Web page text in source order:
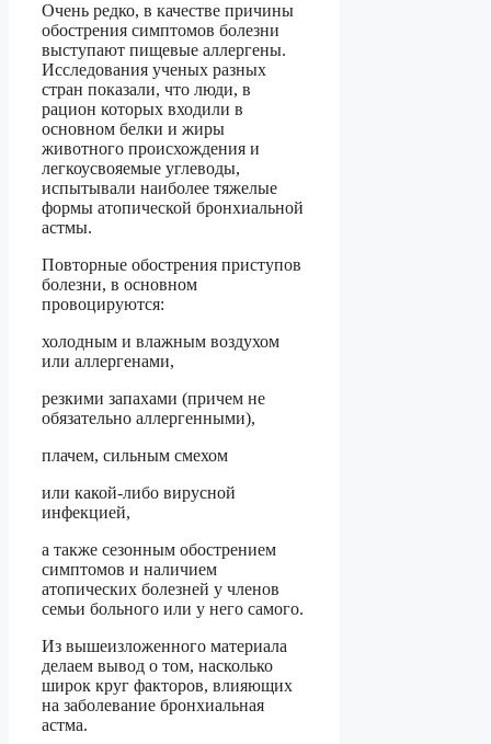
Очень редко, в качестве причины
обострения симптомов болезни
выступают пищевые аллергены.
Исследования ученых разных
стран показали, что люди, в
рацион которых входили в
основном белки и жиры
животного происхождения и
легкоусвояемые углеводы,
испытывали наиболее тяжелые
формы атопической бронхиальной
астмы.
Повторные обострения приступов
болезни, в основном
провоцируются:
холодным и влажным воздухом
или аллергенами,
резкими запахами (причем не
обязательно аллергенными),
плачем, сильным смехом
или какой-либо вирусной
инфекцией,
а также сезонным обострением
симптомов и наличием
атопических болезней у членов
семьи больного или у него самого.
Из вышеизложенного материала
делаем вывод о том, насколько
широк круг факторов, влияющих
на заболевание бронхиальная
астма.